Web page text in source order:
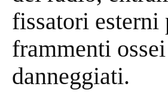
fissatori esterni
frammenti
danneggiati.